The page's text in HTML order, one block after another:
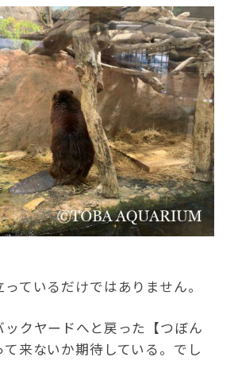
ているだけではありません。
クヤードへと戻った【つぼん
来ないか期待している。でし